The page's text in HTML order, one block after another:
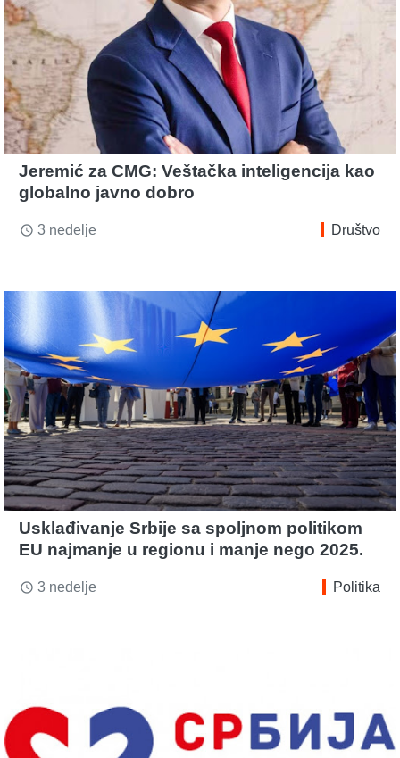
Jeremić za CMG: Veštačka inteligencija kao
globalno javno dobro
access_time 3 nedelje Društvo
Usklađivanje Srbije sa spoljnom politikom
EU najmanje u regionu i manje nego 2025.
access_time 3 nedelje Politika